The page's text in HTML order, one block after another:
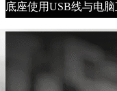
底座使用USB线与电